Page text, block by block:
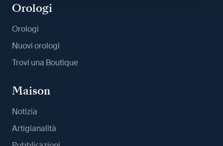
Orologi
Orologi
Nuovi orologi
Trovi una Boutique
Maison
Notizia
Artigianalità